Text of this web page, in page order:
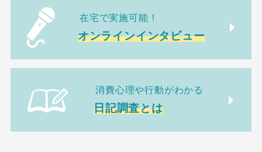
在宅で実施可能！
オンラインインタビュー
消費心理や行動がわかる
日記調査とは